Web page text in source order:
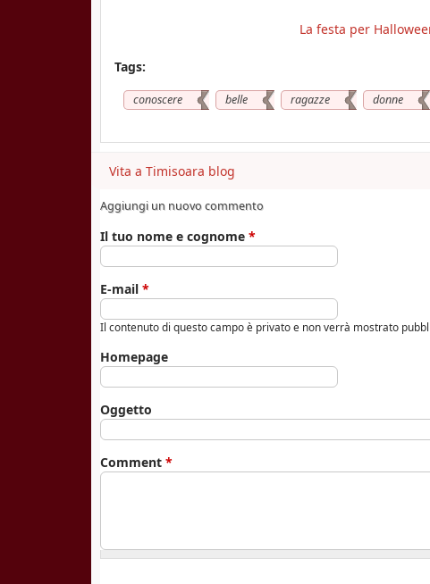
La festa per
Tags:
conoscere belle ragazze donne
Vita a Timisoara blog
Aggiungi un nuovo commento
Il tuo nome e cognome *
E-mail *
Il contenuto di questo campo è privato e non verrà mostrato
Homepage
Oggetto
Comment *